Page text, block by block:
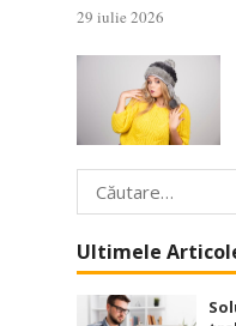
29 iulie 2026
Caută
după:
Ultimele